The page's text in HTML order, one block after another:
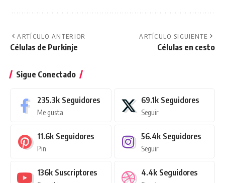
ARTÍCULO ANTERIOR
Células de Purkinje
ARTÍCULO SIGUIENTE
Células en cesto
Sigue Conectado
235.3k Seguidores
Me gusta
69.1k Seguidores
Seguir
11.6k Seguidores
Pin
56.4k Seguidores
Seguir
136k Suscriptores 4.4k Seguidores